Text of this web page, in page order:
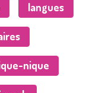
langues
nique